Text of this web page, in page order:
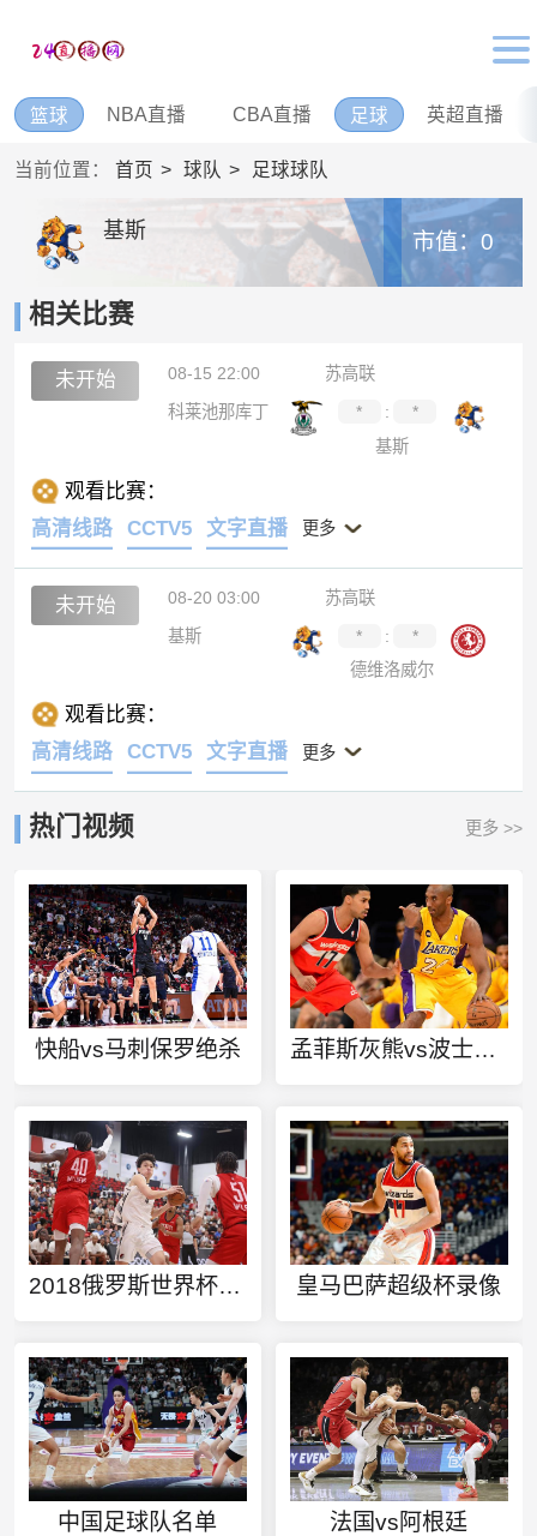
篮球 NBA直播 CBA直播 足球 英超直播
当前位置： 首页 球队 足球球队
基斯 市值：0
相关比赛
未开始 08-15 22:00
苏高联
科莱池那库丁
* :
*
基斯
观看比赛：
高清线路
CCTV5 文字直播 更多
未开始 08-20 03:00
苏高联
基斯
* :
*
德维洛威尔
观看比赛：
高清线路
CCTV5 文字直播 更多
热门视频 更多 >>
快船vs马刺保罗绝杀 孟菲斯灰熊vs波士顿凯尔特人
2018俄罗斯世界杯赛程 皇马巴萨超级杯录像
中国足球队名单 法国vs阿根廷